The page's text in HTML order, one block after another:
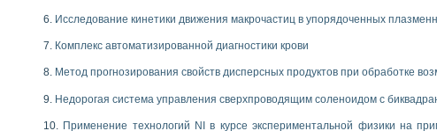
Исследование кинетики движения макрочастиц в упорядоченных
Комплекс автоматизированной диагностики крови
Метод прогнозирования свойств дисперсных продуктов при обработке
Недорогая система управления сверхпроводящим соленоидом с
Применение технологий NI в курсе экспериментальной физики на